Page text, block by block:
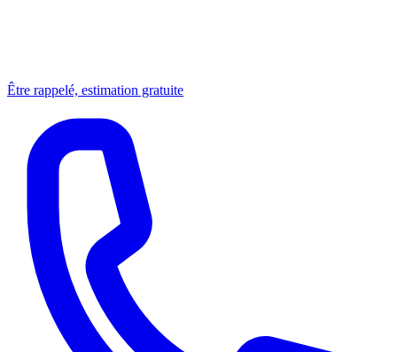
Être rappelé, estimation gratuite